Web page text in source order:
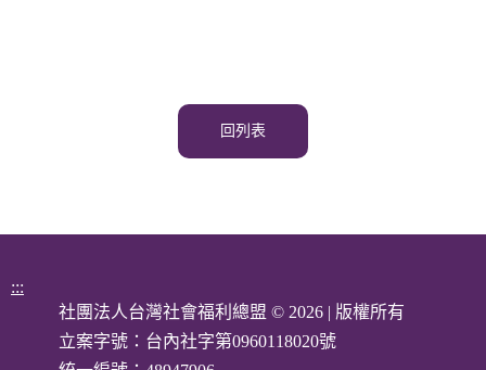
回列表
:::
社團法人台灣社會福利總盟 © 2026 | 版權所有
立案字號：台內社字第0960118020號